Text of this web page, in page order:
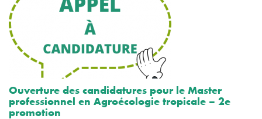
Ouverture des candidatures pour le Master
professionnel en Agroécologie tropicale – 2e
promotion